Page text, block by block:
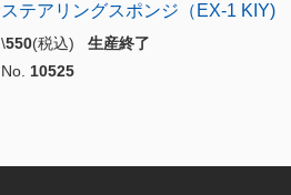
ステアリングスポンジ（EX-1 KIY)
\550(税込) 生産終了
No. 10525